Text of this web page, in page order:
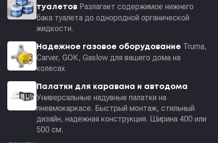
туалетов Разлагает содержимое нижнего
бака туалета до однородной органической
жидкости.
Надежное газовое оборудование Truma,
Carver, GOK, Gaslow для вашего дома на
колесах
Палатки для каравана и автодома
Универсальные надувные палатки на
пневмокаркасе. Быстрый монтаж, стильный
дизайн, надежная конструкция. Ширина 400 или
500 см.